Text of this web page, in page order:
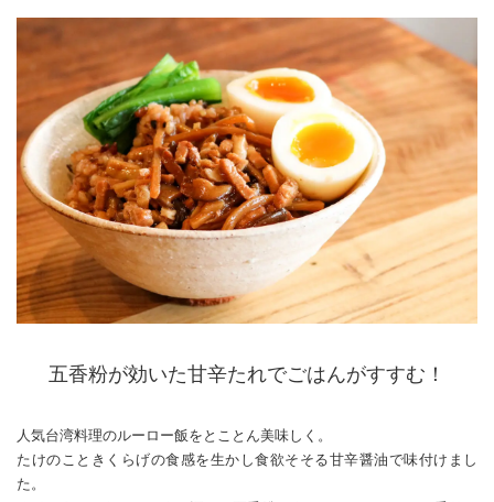
五香粉が効いた甘辛たれでごはんがすすむ！
人気台湾料理のルーロー飯をとことん美味しく。
たけのこときくらげの食感を生かし食欲そそる甘辛醤油で味付けまし
た。